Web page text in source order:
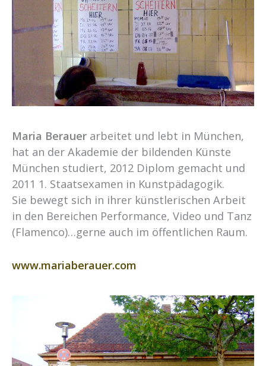
Maria Berauer arbeitet und lebt in München,
hat an der Akademie der bildenden Künste
München studiert, 2012 Diplom gemacht und
2011 1. Staatsexamen in Kunstpädagogik.
Sie bewegt sich in ihrer künstlerischen Arbeit
in den Bereichen Performance, Video und Tanz
(Flamenco)…gerne auch im öffentlichen Raum.
www.mariaberauer.com